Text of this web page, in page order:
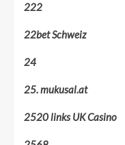
222
22bet Schweiz
24
25. mukusal.at
2520 links UK Casino